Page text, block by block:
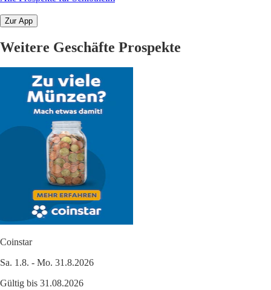
Zur App
Weitere Geschäfte Prospekte
Coinstar
Sa. 1.8. - Mo. 31.8.2026
Gültig bis 31.08.2026